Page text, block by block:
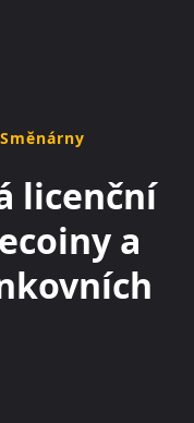
Směnárny
licenční
a